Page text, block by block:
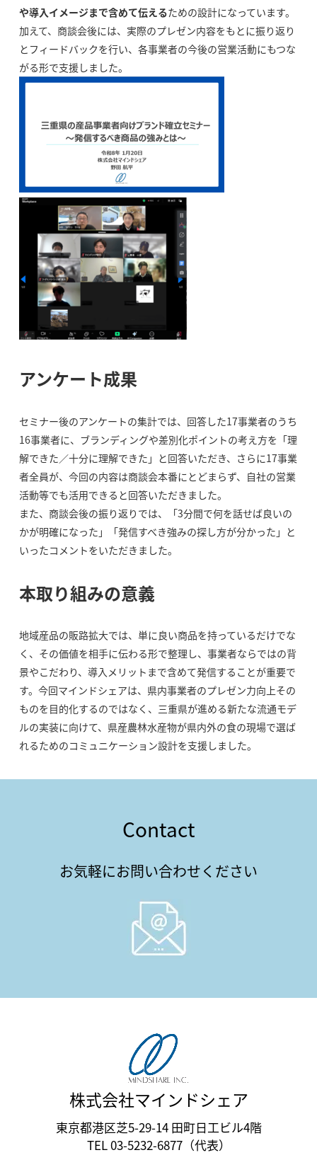
や導入イメージまで含めて伝えるための設計になっています。
加えて、商談会後には、実際のプレゼン内容をもとに振り返り
とフィードバックを行い、各事業者の今後の営業活動にもつな
がる形で支援しました。
アンケート成果
セミナー後のアンケートの集計では、回答した17事業者のうち
16事業者に、ブランディングや差別化ポイントの考え方を「理
解できた／十分に理解できた」と回答いただき、さらに17事業
者全員が、今回の内容は商談会本番にとどまらず、自社の営業
活動等でも活用できると回答いただきました。
また、商談会後の振り返りでは、「3分間で何を話せば良いの
かが明確になった」「発信すべき強みの探し方が分かった」と
いったコメントをいただきました。
本取り組みの意義
地域産品の販路拡大では、単に良い商品を持っているだけでな
く、その価値を相手に伝わる形で整理し、事業者ならではの背
景やこだわり、導入メリットまで含めて発信することが重要で
す。今回マインドシェアは、県内事業者のプレゼン力向上その
ものを目的化するのではなく、三重県が進める新たな流通モデ
ルの実装に向けて、県産農林水産物が県内外の食の現場で選ば
れるためのコミュニケーション設計を支援しました。
Contact
お気軽にお問い合わせください
株式会社マインドシェア
東京都港区芝5-29-14 田町日工ビル4階
TEL 03-5232-6877（代表）